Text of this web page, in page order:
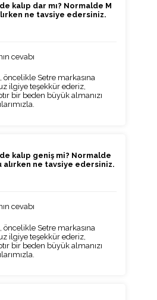
kalıp dar mı? Normalde M
ne tavsiye edersiniz.
cevabı
Setre markasına
ilgiye teşekkür ederiz,
bir beden büyük almanızı
kalıp geniş mi? Normalde
alırken ne tavsiye edersiniz.
cevabı
Setre markasına
ilgiye teşekkür ederiz,
bir beden büyük almanızı